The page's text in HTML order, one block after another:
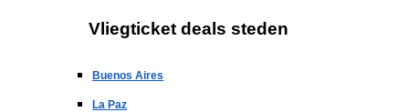
Vliegticket deals steden
Buenos Aires
La Paz